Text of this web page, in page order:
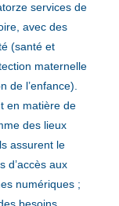
services de
avec des
(santé et
maternelle
de l’enfance).
en matière de
des lieux
assurent le
d’accès aux
numériques ;